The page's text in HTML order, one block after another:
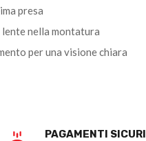
presa
nella montatura
per una visione chiara
PAGAMENTI SICURI